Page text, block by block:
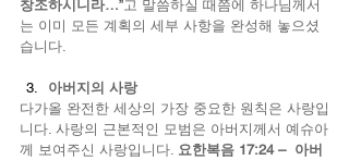
창조하시니라…”고 말씀하실 때쯤에 하나님께서
는 이미 모든 계획의 세부 사항을 완성해 놓으셨
습니다.
아버지의 사랑
다가올 완전한 세상의 가장 중요한 원칙은 사랑입
니다. 사랑의 근본적인 모범은 아버지께서 예슈아
께 보여주신 사랑입니다. 요한복음 17:24 –  아버